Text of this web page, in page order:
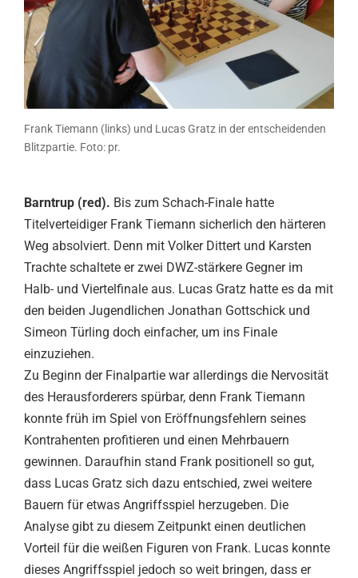
Frank Tiemann (links) und Lucas Gratz in der entscheidenden
Blitzpartie. Foto: pr.
Barntrup (red). Bis zum Schach-Finale hatte
Titelverteidiger Frank Tiemann sicherlich den härteren
Weg absolviert. Denn mit Volker Dittert und Karsten
Trachte schaltete er zwei DWZ-stärkere Gegner im
Halb- und Viertelfinale aus. Lucas Gratz hatte es da mit
den beiden Jugendlichen Jonathan Gottschick und
Simeon Türling doch einfacher, um ins Finale
einzuziehen.
Zu Beginn der Finalpartie war allerdings die Nervosität
des Herausforderers spürbar, denn Frank Tiemann
konnte früh im Spiel von Eröffnungsfehlern seines
Kontrahenten profitieren und einen Mehrbauern
gewinnen. Daraufhin stand Frank positionell so gut,
dass Lucas Gratz sich dazu entschied, zwei weitere
Bauern für etwas Angriffsspiel herzugeben. Die
Analyse gibt zu diesem Zeitpunkt einen deutlichen
Vorteil für die weißen Figuren von Frank. Lucas konnte
dieses Angriffsspiel jedoch so weit bringen, dass er